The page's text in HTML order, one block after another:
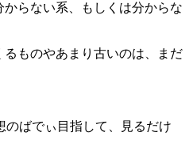
らない系、もしくは分からな
ものやあまり古いのは、まだ
ばでぃ目指して、見るだけ